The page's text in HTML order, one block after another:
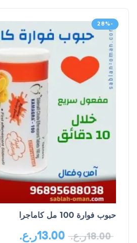
-28%
حبوب فوارة 100 مل كاماجرا
18.00ر.ع. 13.00ر.ع.